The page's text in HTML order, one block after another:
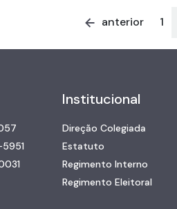
anterior 1
Institucional
Direção Colegiada
Estatuto
Regimento Interno
Regimento Eleitoral